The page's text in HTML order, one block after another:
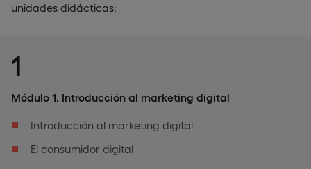
unidades didácticas:
1
Módulo 1. Introducción al marketing digital
Introducción al marketing digital
El consumidor digital